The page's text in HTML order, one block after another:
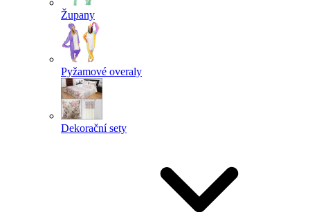
Župany
Pyžamové overaly
Dekorační sety